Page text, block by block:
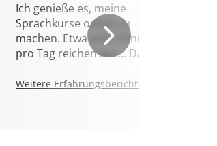
Ich genieße es, meine
Sprachkurse online zu
machen. Etwa zehn Minuten
pro Tag reichen aus... Danke!
Weitere Erfahrungsberichte.